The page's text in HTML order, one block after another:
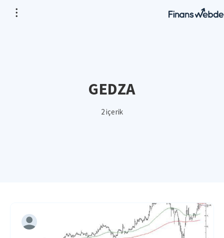
GEDZA
2 içerik